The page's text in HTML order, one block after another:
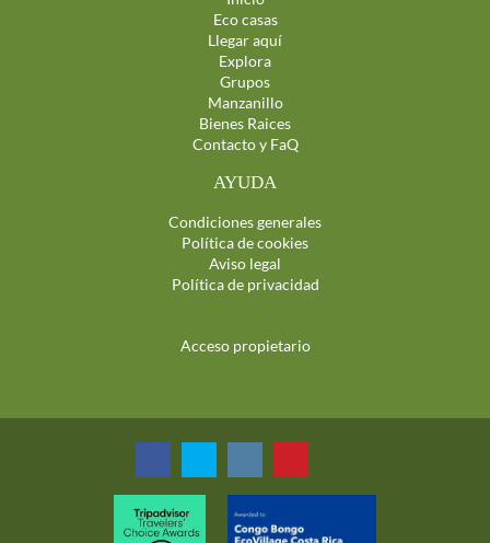
Eco casas
Llegar aquí
Explora
Grupos
Manzanillo
Bienes Raices
Contacto y FaQ
AYUDA
Condiciones generales
Política de cookies
Aviso legal
Política de privacidad
Acceso propietario